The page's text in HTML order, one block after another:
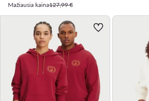
Mažiausia kaina127,99 €